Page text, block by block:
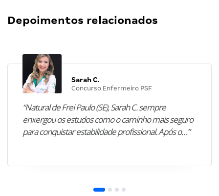
Depoimentos relacionados
Sarah C.
Concurso Enfermeiro PSF
“Natural de Frei Paulo (SE), Sarah C. sempre
enxergou os estudos como o caminho mais seguro
para conquistar estabilidade profissional. Após o…”